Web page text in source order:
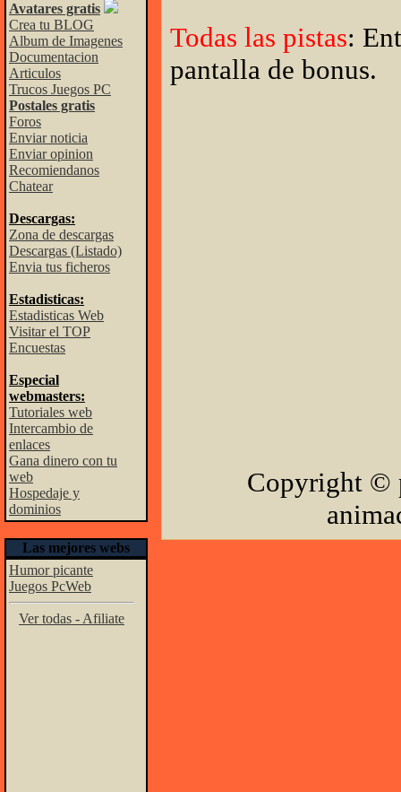
Avatares gratis
Crea tu BLOG
Album de Imagenes
Documentacion
Articulos
Trucos Juegos PC
Postales gratis
Foros
Enviar noticia
Enviar opinion
Recomiendanos
Chatear
Descargas:
Zona de descargas
Descargas (Listado)
Envia tus ficheros
Estadisticas:
Estadisticas Web
Visitar el TOP
Encuestas
Especial
webmasters:
Tutoriales web
Intercambio de
enlaces
Gana dinero con tu
web
Hospedaje y
dominios
Las mejores webs
Humor picante
Juegos PcWeb
Ver todas - Afiliate
Todas las pistas:
pantalla de bonus.
Copyright ©